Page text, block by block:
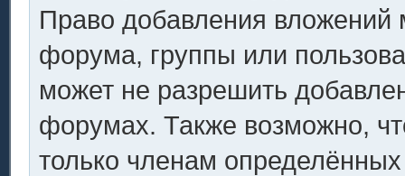
Право добавления вложений
форума, группы или
может не разрешить
форумах. Также возможно,
только членам